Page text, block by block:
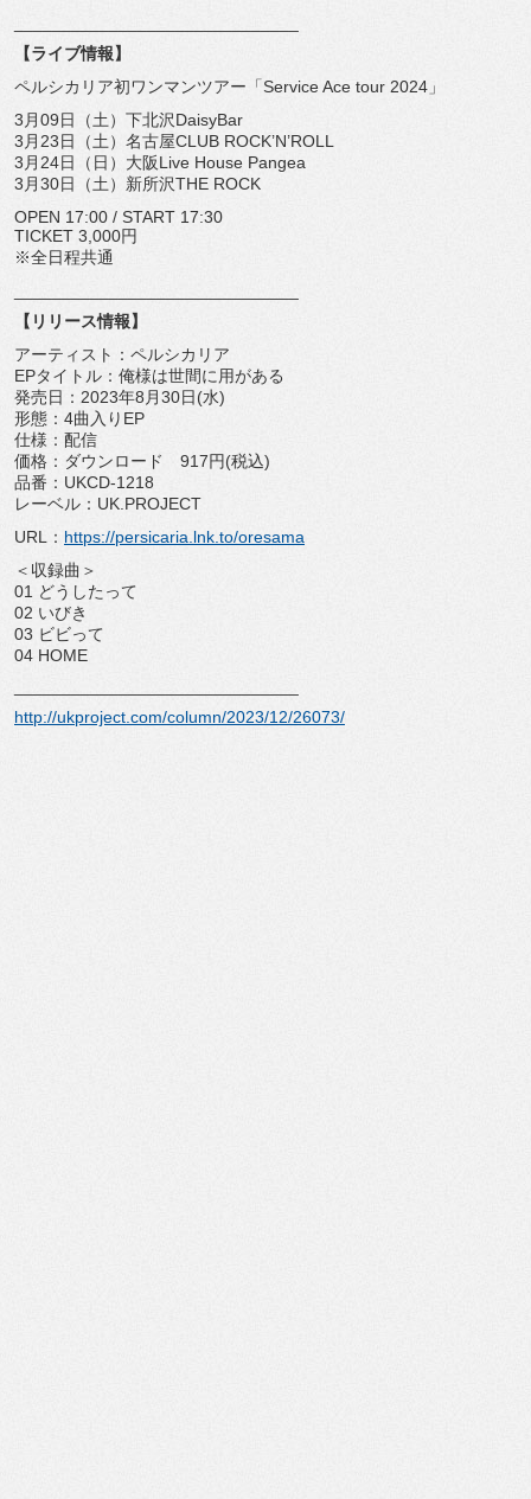
【ライブ情報】
ペルシカリア初ワンマンツアー「Service Ace tour 2024」
3月09日（土）下北沢DaisyBar
3月23日（土）名古屋CLUB ROCK’N’ROLL
3月24日（日）大阪Live House Pangea
3月30日（土）新所沢THE ROCK
OPEN 17:00 / START 17:30
TICKET 3,000円
※全日程共通
【リリース情報】
アーティスト：ペルシカリア
EPタイトル：俺様は世間に用がある
発売日：2023年8月30日(水)
形態：4曲入りEP
仕様：配信
価格：ダウンロード 917円(税込)
品番：UKCD-1218
レーベル：UK.PROJECT
URL： https://persicaria.lnk.to/oresama
＜収録曲＞
01 どうしたって
02 いびき
03 ビビって
04 HOME
http://ukproject.com/column/2023/12/26073/